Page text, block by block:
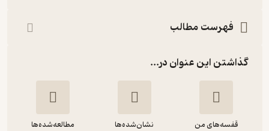
فهرست مطالب
گذاشتن این عنوان در...
قفسه‌های من نشان‌شده‌ها مطالعه‌شده‌ها